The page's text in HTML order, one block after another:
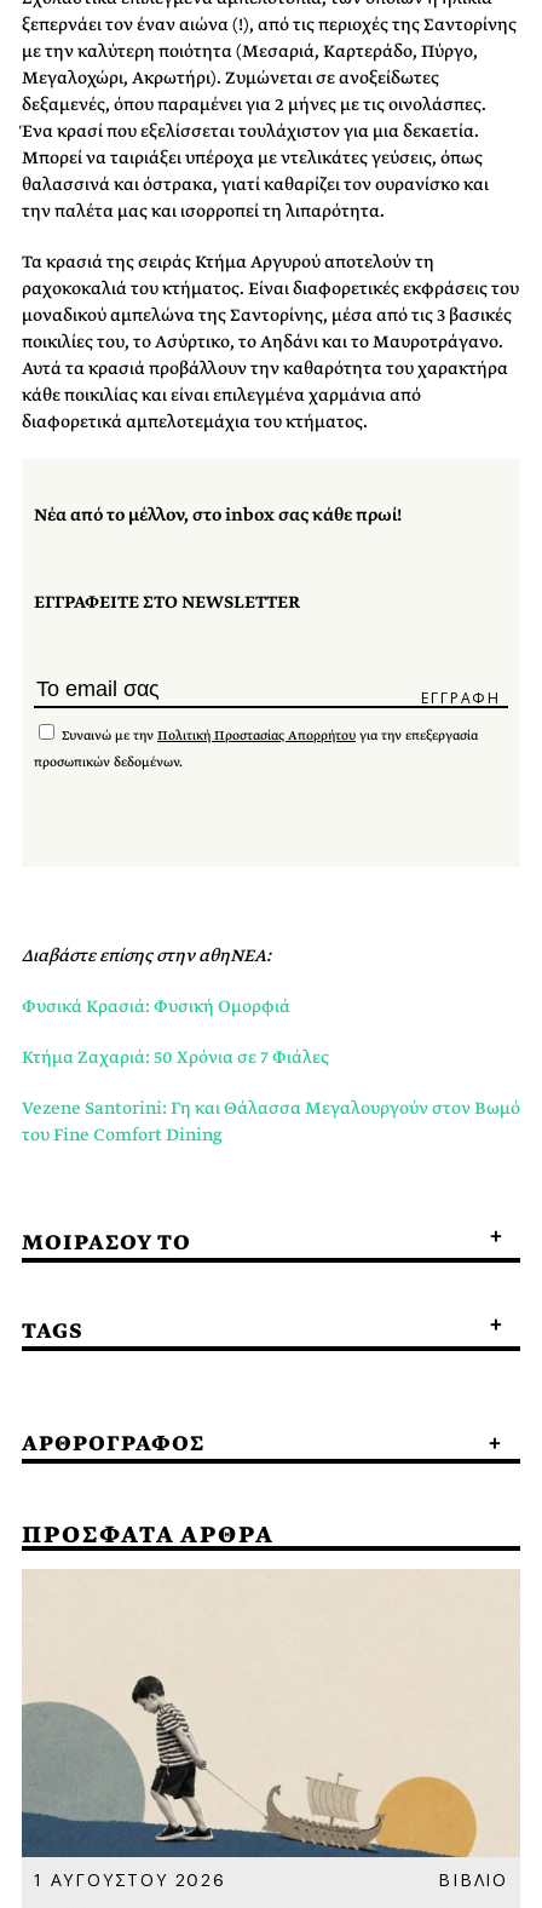
ξεπερνάει τον έναν αιώνα (!), από τις περιοχές της Σαντορίνης
με την καλύτερη ποιότητα (Μεσαριά, Καρτεράδο, Πύργο,
Μεγαλοχώρι, Ακρωτήρι). Ζυμώνεται σε ανοξείδωτες
δεξαμενές, όπου παραμένει για 2 μήνες με τις οινολάσπες.
Ένα κρασί που εξελίσσεται τουλάχιστον για μια δεκαετία.
Μπορεί να ταιριάξει υπέροχα με ντελικάτες γεύσεις, όπως
θαλασσινά και όστρακα, γιατί καθαρίζει τον ουρανίσκο και
την παλέτα μας και ισορροπεί τη λιπαρότητα.
Τα κρασιά της σειράς Κτήμα Αργυρού αποτελούν τη
ραχοκοκαλιά του κτήματος. Είναι διαφορετικές εκφράσεις του
μοναδικού αμπελώνα της Σαντορίνης, μέσα από τις 3 βασικές
ποικιλίες του, το Ασύρτικο, το Αηδάνι και το Μαυροτράγανο.
Αυτά τα κρασιά προβάλλουν την καθαρότητα του χαρακτήρα
κάθε ποικιλίας και είναι επιλεγμένα χαρμάνια από
διαφορετικά αμπελοτεμάχια του κτήματος.
Νέα από το μέλλον, στο inbox σας κάθε πρωί!
ΕΓΓΡΑΦΕΙΤΕ ΣΤΟ NEWSLETTER
Συναινώ με την Πολιτική Προστασίας Απορρήτου για την επεξεργασία
προσωπικών δεδομένων.
Διαβάστε επίσης στην αθηΝΕΑ:
Φυσικά Κρασιά: Φυσική Ομορφιά
Κτήμα Ζαχαριά: 50 Χρόνια σε 7 Φιάλες
Vezene Santorini: Γη και Θάλασσα Μεγαλουργούν στον Βωμό
του Fine Comfort Dining
ΜΟΙΡΑΣΟΥ ΤΟ
TAGS
ΑΡΘΡΟΓΡΑΦΟΣ
ΠΡΟΣΦΑΤΑ ΑΡΘΡΑ
1 ΑΥΓΟΥΣΤΟΥ 2026 ΒΙΒΛΙΟ